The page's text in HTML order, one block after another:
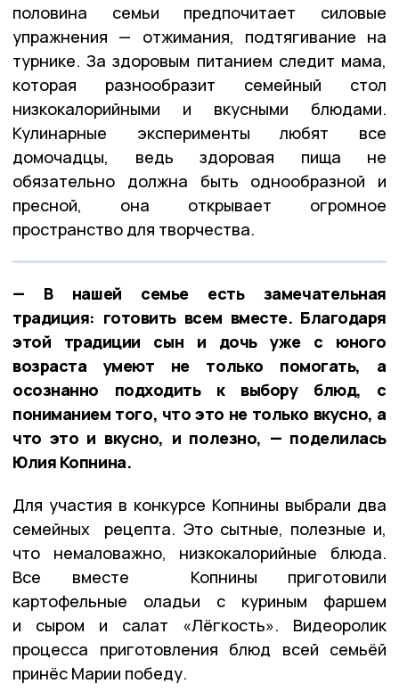
половина семьи предпочитает силовые
упражнения — отжимания, подтягивание на
турнике. За здоровым питанием следит мама,
которая разнообразит семейный стол
низкокалорийными и вкусными блюдами.
Кулинарные эксперименты любят все
домочадцы, ведь здоровая пища не
обязательно должна быть однообразной и
пресной, она открывает огромное
пространство для творчества.
— В нашей семье есть замечательная
традиция: готовить всем вместе. Благодаря
этой традиции сын и дочь уже с юного
возраста умеют не только помогать, а
осознанно подходить к выбору блюд, с
пониманием того, что это не только вкусно, а
что это и вкусно, и полезно, — поделилась
Юлия Копнина.
Для участия в конкурсе Копнины выбрали два
семейных рецепта. Это сытные, полезные и,
что немаловажно, низкокалорийные блюда.
Все вместе Копнины приготовили
картофельные оладьи с куриным фаршем
и сыром и салат «Лёгкость». Видеоролик
процесса приготовления блюд всей семьёй
принёс Марии победу.